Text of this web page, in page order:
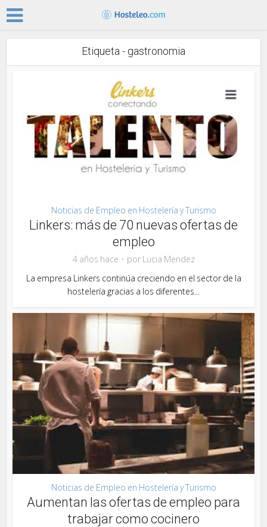
Etiqueta - gastronomia
Noticias de Empleo en Hostelería y Turismo
Linkers: más de 70 nuevas ofertas de
empleo
4 años hace por Lucia Mendez
La empresa Linkers continúa creciendo en el sector de la
hostelería gracias a los diferentes...
Noticias de Empleo en Hostelería y Turismo
Aumentan las ofertas de empleo para
trabajar como cocinero